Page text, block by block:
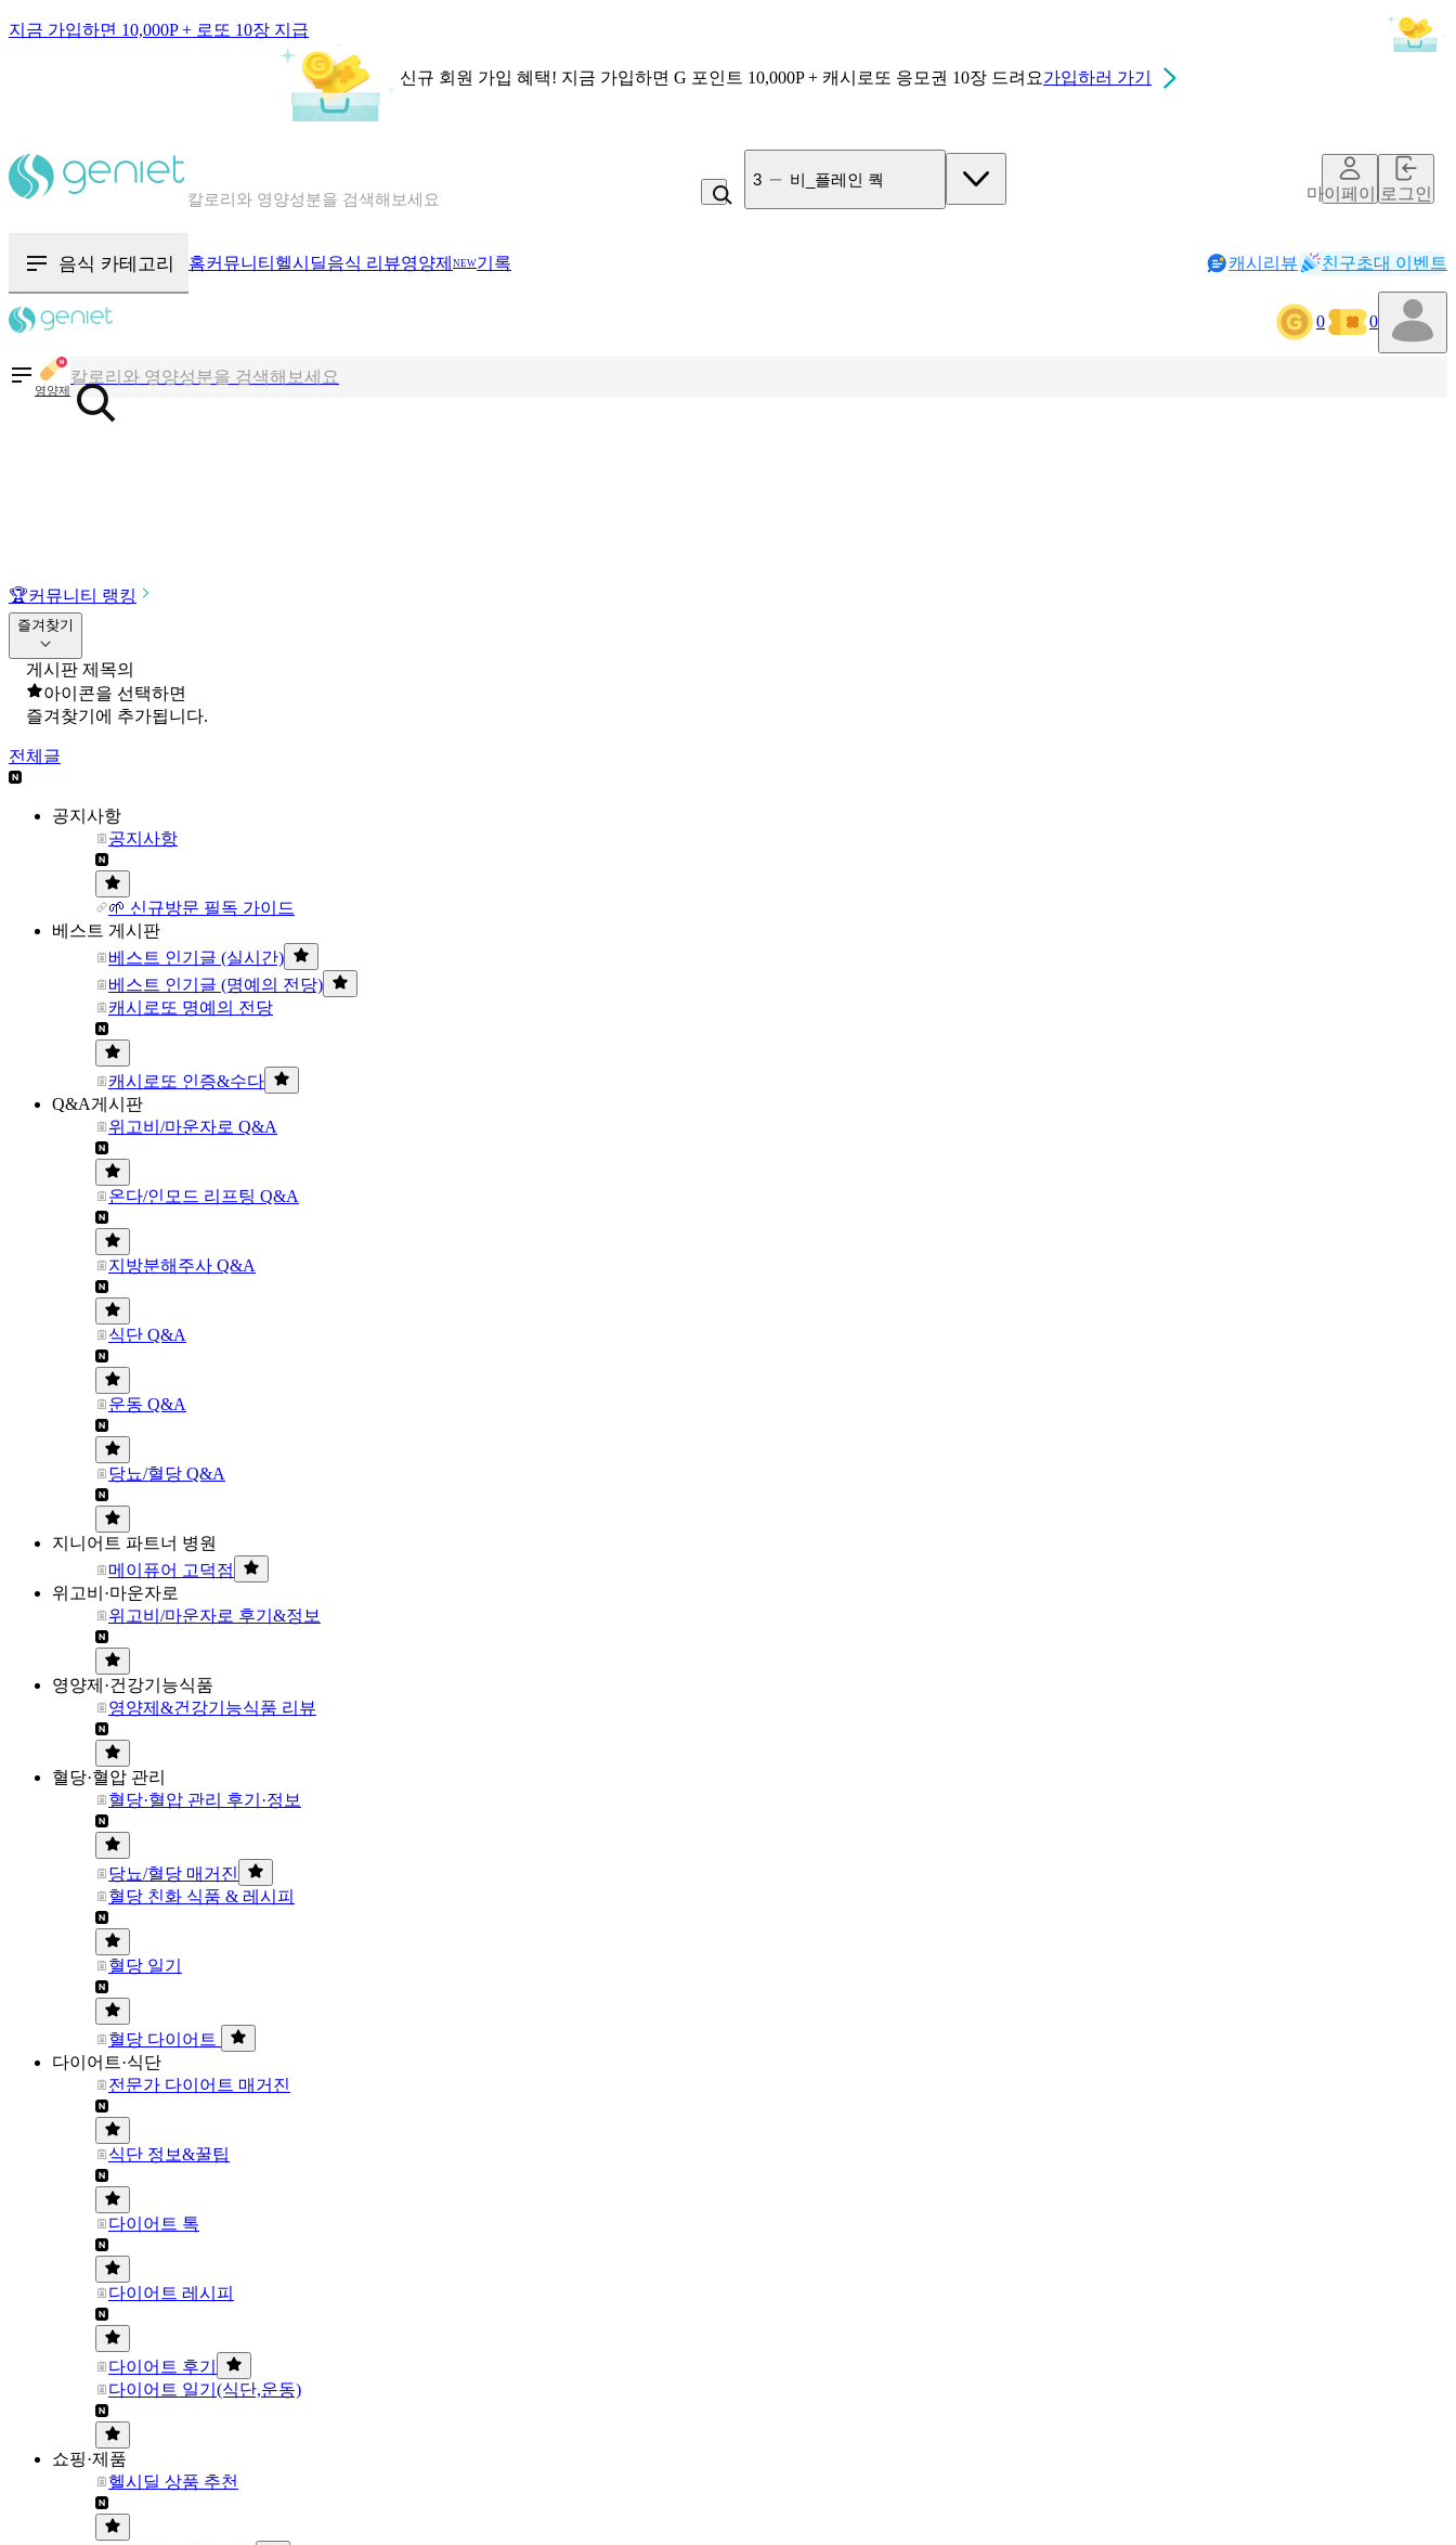
지금 가입하면 10,000P + 로또 10장 지급
신규 회원 가입 혜택! 지금 가입하면 G 포인트 10,000P + 캐시로또 응모권 10장 드려요가입하러 가기
칼로리와 영양성분을 검색해보세요
4 잡곡밥
마이페이지로그인
음식 카테고리 홈커뮤니티 헬시딜음식 리뷰영양제 NEW기록 캐시리뷰 친구초대 이벤트
0 0
영양제
칼로리와 영양성분을 검색해보세요
혈당 · 다이어트 음식 검색해보세요
🏆커뮤니티 랭킹
즐겨찾기
게시판 제목의
아이콘을 선택하면
즐겨찾기에 추가됩니다.
전체글
공지사항
공지사항
🌱 신규방문 필독 가이드
베스트 게시판
베스트 인기글 (실시간)
베스트 인기글 (명예의 전당)
캐시로또 명예의 전당
캐시로또 인증&수다
Q&A게시판
위고비/마운자로 Q&A
온다/인모드 리프팅 Q&A
지방분해주사 Q&A
식단 Q&A
운동 Q&A
당뇨/혈당 Q&A
지니어트 파트너 병원
메이퓨어 고덕점
위고비·마운자로
위고비/마운자로 후기&정보
영양제·건강기능식품
영양제&건강기능식품 리뷰
혈당·혈압 관리
혈당·혈압 관리 후기·정보
당뇨/혈당 매거진
혈당 친화 식품 & 레시피
혈당 일기
혈당 다이어트
다이어트·식단
전문가 다이어트 매거진
식단 정보&꿀팁
다이어트 톡
다이어트 레시피
다이어트 후기
다이어트 일기(식단,운동)
쇼핑·제품
헬시딜 상품 추천